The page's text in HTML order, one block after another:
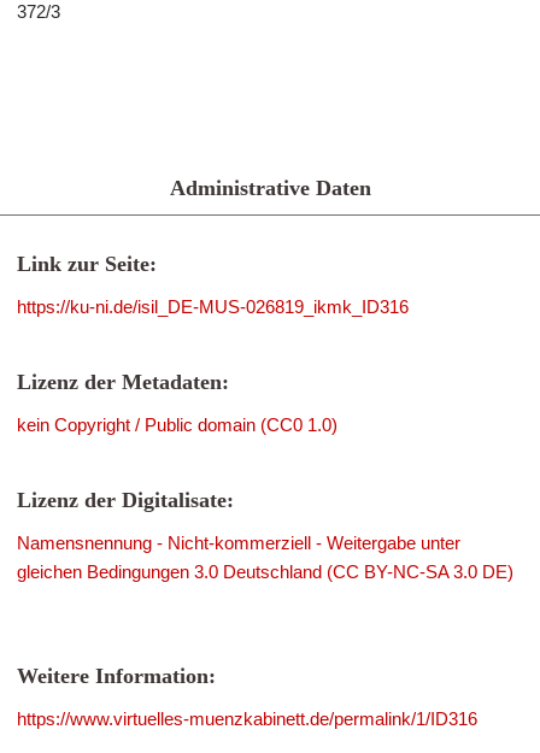
372/3
Administrative Daten
Link zur Seite:
https://ku-ni.de/isil_DE-MUS-026819_ikmk_ID316
Lizenz der Metadaten:
kein Copyright / Public domain (CC0 1.0)
Lizenz der Digitalisate:
Namensnennung - Nicht-kommerziell - Weitergabe unter
gleichen Bedingungen 3.0 Deutschland (CC BY-NC-SA 3.0 DE)
Weitere Information:
https://www.virtuelles-muenzkabinett.de/permalink/1/ID316